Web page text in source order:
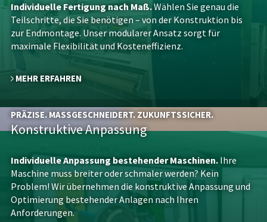
Individuelle Fertigung nach Maß.Wählen Sie genau die
Teilschritte, die Sie benötigen – von der Konstruktion bis
zur Endmontage. Unser modularer Ansatz sorgt für
maximale Flexibilität und Kosteneffizienz.
MEHR ERFAHREN
PRÄZISE. MASSGESCHNEIDERT. ZUKUNFTSSICHER.
Konstruktive Anpassung
Individuelle Anpassung bestehender Maschinen. Ihre
Maschine muss breiter oder schmaler werden? Kein
Problem! Wir übernehmen die konstruktive Anpassung und
Optimierung bestehender Anlagen nach Ihren
Anforderungen.